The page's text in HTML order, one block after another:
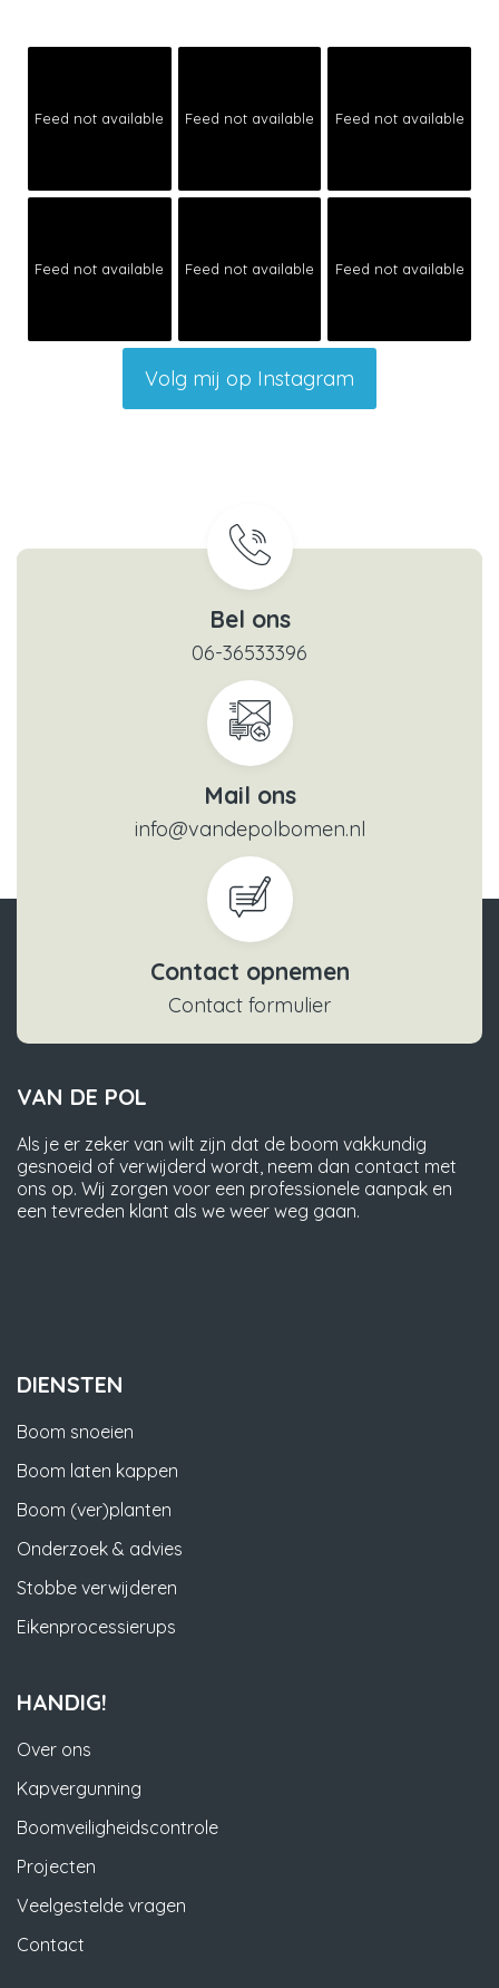
Feed not available Feed not available Feed not available
Feed not available Feed not available Feed not available
Volg mij op Instagram
Bel ons
06-36533396
Mail ons
info@vandepolbomen.nl
Contact opnemen
Contact formulier
VAN DE POL
Als je er zeker van wilt zijn dat de boom vakkundig
gesnoeid of verwijderd wordt, neem dan contact met
ons op. Wij zorgen voor een professionele aanpak en
een tevreden klant als we weer weg gaan.
DIENSTEN
Boom snoeien
Boom laten kappen
Boom (ver)planten
Onderzoek & advies
Stobbe verwijderen
Eikenprocessierups
HANDIG!
Over ons
Kapvergunning
Boomveiligheidscontrole
Projecten
Veelgestelde vragen
Contact